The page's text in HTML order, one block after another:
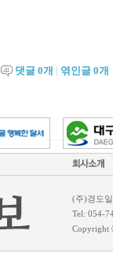
댓글 0개 | 엮인글 0개
(주)경도
Tel: 054-
Copyright